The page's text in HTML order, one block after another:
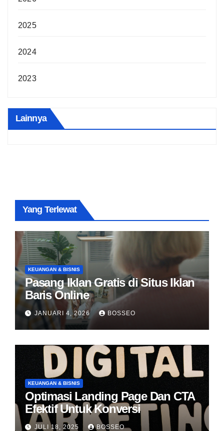
2025
2024
2023
Lainnya
Yang Terlewat
KEUANGAN & BISNIS
Pasang Iklan Gratis di Situs Iklan
Baris Online
JANUARI 4, 2026 BOSSEO
KEUANGAN & BISNIS
Optimasi Landing Page Dan CTA
Efektif Untuk Konversi
JULI 18, 2025 BOSSEO